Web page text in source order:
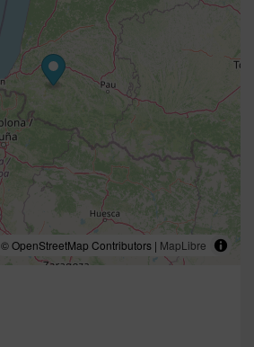
© OpenStreetMap Contributors | MapLibre